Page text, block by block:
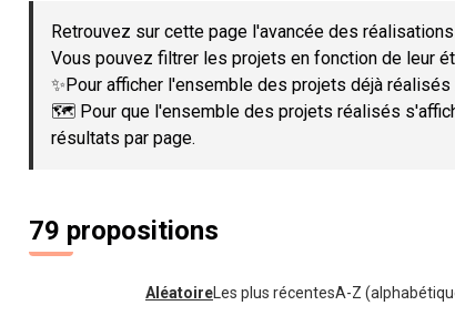
Retrouvez sur cette page l'avancée des
Vous pouvez filtrer les projets en fonction de leur
✨Pour afficher l'ensemble des projets déjà
🗺️ Pour que l'ensemble des projets réalisés
résultats par page.
79 propositions
Aléatoire Les plus récentesA-Z